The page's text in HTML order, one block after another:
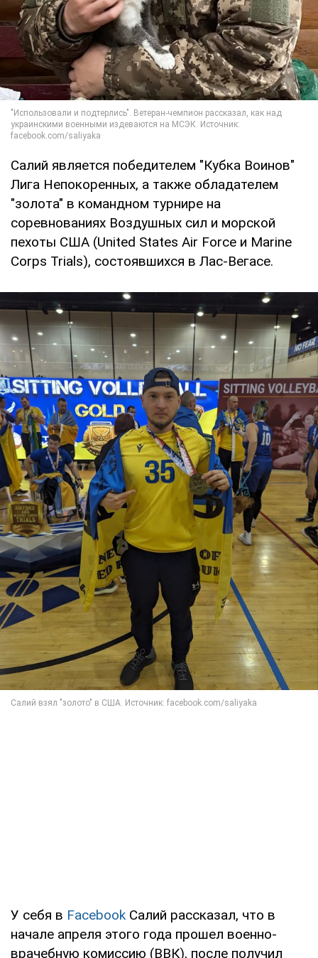
Салий является победителем "Кубка Воинов"
Лига Непокоренных, а также обладателем
"золота" в командном турнире на
соревнованиях Воздушных сил и морской
пехоты США (United States Air Force и Marine
Corps Trials), состоявшихся в Лас-Вегасе.
У себя в Facebook Салий рассказал, что в
начале апреля этого года прошел военно-
врачебную комиссию (ВВК), после получил